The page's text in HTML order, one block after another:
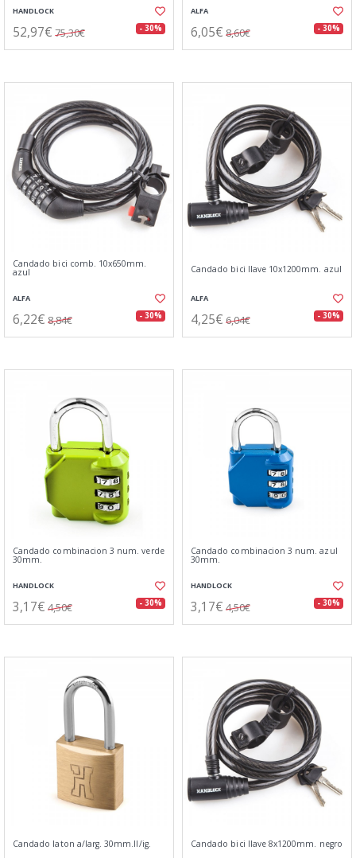
HANDLOCK
52,97€ 75,30€ - 30%
ALFA
6,05€ 8,60€ - 30%
Candado bici comb. 10x650mm.
azul
ALFA
6,22€ 8,84€ - 30%
Candado bici llave 10x1200mm. azul
ALFA
4,25€ 6,04€ - 30%
Candado combinacion 3 num. verde
30mm.
HANDLOCK
3,17€ 4,50€ - 30%
Candado combinacion 3 num. azul
30mm.
HANDLOCK
3,17€ 4,50€ - 30%
Candado laton a/larg. 30mm.ll/ig. Candado bici llave 8x1200mm. negro